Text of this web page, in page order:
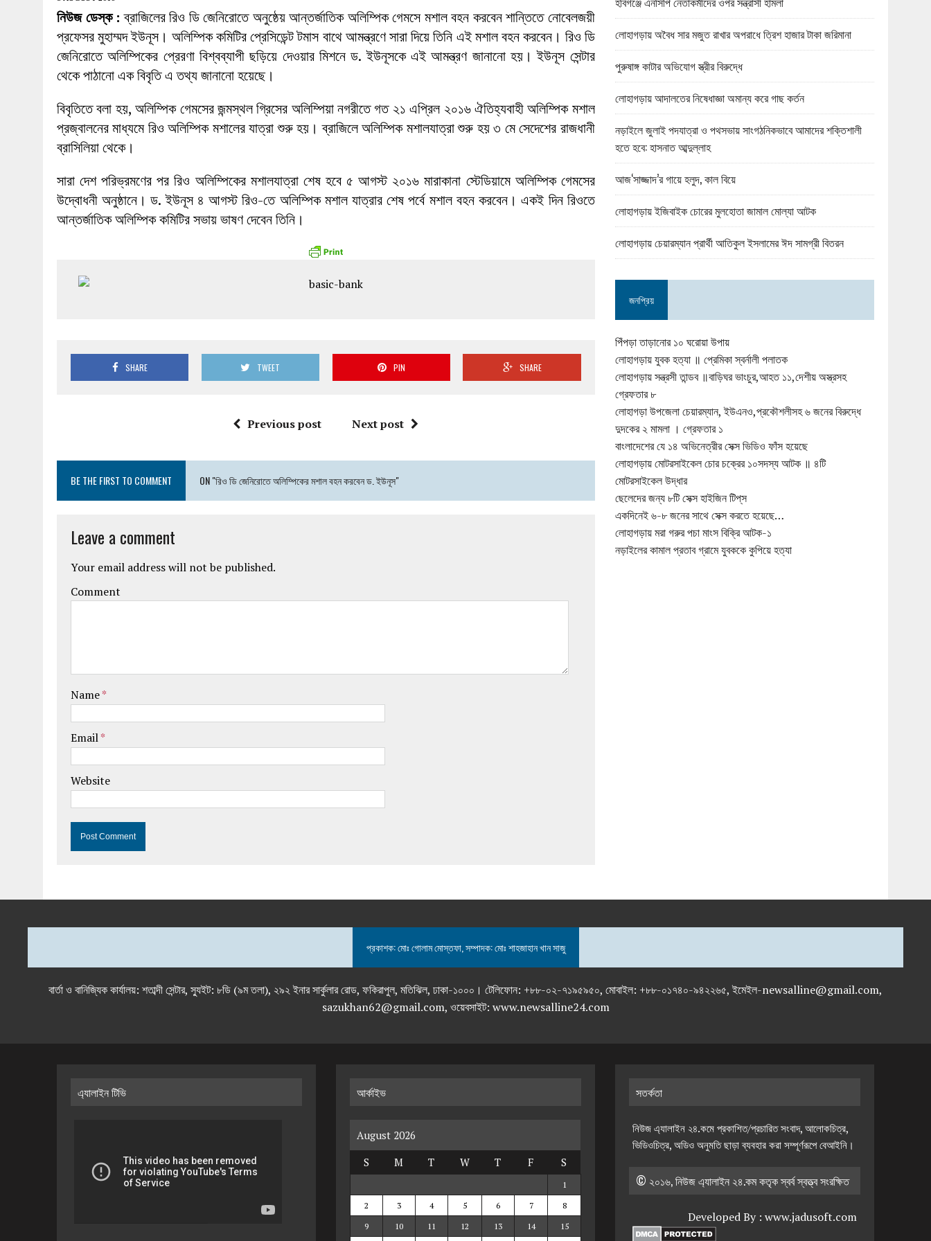
27 MAY 2026 | লোহাগড়ায় চেয়ারম্যান প্রার্থী আতিকুল ইসলামের ঈদ সামগ্রী বিতরন
1 AUGUST 2026 | লোহাগড়ায় জাল দলিলে নামজারি ॥ এসিল্যান্ড অফিসে ভয়াবহ দুর্নীতি
নিউজ ডেস্ক : ব্রাজিলের রিও ডি জেনিরোতে অনুষ্ঠেয় আন্তর্জাতিক অলিম্পিক গেমসে মশাল বহন করবেন শান্তিতে নোবেলজয়ী
প্রফেসর মুহাম্মদ ইউনূস। অলিম্পিক কমিটির প্রেসিডেন্ট টমাস বাথে আমন্ত্রণে সারা দিয়ে তিনি এই মশাল বহন করবেন। রিও ডি
জেনিরোতে অলিম্পিকের প্রেরণা বিশ্বব্যাপী ছড়িয়ে দেওয়ার মিশনে ড. ইউনূসকে এই আমন্ত্রণ জানানো হয়। ইউনূস সেন্টার
থেকে পাঠানো এক বিবৃতি এ তথ্য জানানো হয়েছে।
বিবৃতিতে বলা হয়, অলিম্পিক গেমসের জন্মস্থল গ্রিসের অলিম্পিয়া নগরীতে গত ২১ এপ্রিল ২০১৬ ঐতিহ্যবাহী অলিম্পিক মশাল
প্রজ্বালনের মাধ্যমে রিও অলিম্পিক মশালের যাত্রা শুরু হয়। ব্রাজিলে অলিম্পিক মশালযাত্রা শুরু হয় ৩ মে সেদেশের রাজধানী
ব্রাসিলিয়া থেকে।
সারা দেশ পরিভ্রমণের পর রিও অলিম্পিকের মশালযাত্রা শেষ হবে ৫ আগস্ট ২০১৬ মারাকানা স্টেডিয়ামে অলিম্পিক গেমসের
উদ্বোধনী অনুষ্ঠানে। ড. ইউনূস ৪ আগস্ট রিও-তে অলিম্পিক মশাল যাত্রার শেষ পর্বে মশাল বহন করবেন। একই দিন রিওতে
আন্তর্জাতিক অলিম্পিক কমিটির সভায় ভাষণ দেবেন তিনি।
SHARE TWEET PIN SHARE
Previous post Next post
BE THE FIRST TO COMMENT ON "রিও ডি জেনিরোতে অলিম্পিকের মশাল বহন করবেন ড. ইউনূস"
Leave a comment
Your email address will not be published.
Comment
Name*
Email*
Website
লোহাগড়ায় অবৈধ সার মজুত রাখার অপরাধে ত্রিশ হাজার টাকা জরিমানা
পুরুষাঙ্গ কাটার অভিযোগ স্ত্রীর বিরুদ্ধে
লোহাগড়ায় আদালতের নিষেধাজ্ঞা অমান্য করে গাছ কর্তন
নড়াইলে জুলাই পদযাত্রা ও পথসভায় সাংগঠনিকভাবে আমাদের শক্তিশালী
হতে হবে: হাসনাত আব্দুল্লাহ
আজ‘সাজ্জাদ’র গায়ে হলুদ, কাল বিয়ে
লোহাগড়ায় ইজিবাইক চোরের মুলহোতা জামাল মোল্যা আটক
লোহাগড়ায় চেয়ারম্যান প্রার্থী আতিকুল ইসলামের ঈদ সামগ্রী বিতরন
জনপ্রিয়
পিঁপড়া তাড়ানোর ১০ ঘরোয়া উপায়
লোহাগড়ায় যুবক হত্যা ॥ প্রেমিকা স্বর্নালী পলাতক
লোহাগড়ায় সন্ত্রসী তান্ডব ॥বাড়িঘর ভাংচুর,আহত ১১,দেশীয় অস্ত্রসহ
গ্রেফতার ৮
লোহাগড়া উপজেলা চেয়ারম্যান, ইউএনও,প্রকৌশলীসহ ৬ জনের বিরুদ্ধে
দুদকের ২ মামলা । গ্রেফতার ১
বাংলাদেশের যে ১৪ অভিনেত্রীর সেক্স ভিডিও ফাঁস হয়েছে
লোহাগড়ায় মোটরসাইকেল চোর চক্রের ১০সদস্য আটক ॥ ৪টি
মোটরসাইকেল উদ্ধার
ছেলেদের জন্য ৮টি সেক্স হাইজিন টিপ্‌স
একদিনেই ৬-৮ জনের সাথে সেক্স করতে হয়েছে…
লোহাগড়ায় মরা গরুর পচা মাংস বিক্রি আটক-১
নড়াইলের কামাল প্রতাব গ্রামে যুবককে কুপিয়ে হত্যা
প্রকাশক: মোঃ গোলাম মোস্তফা, সম্পাদক: মোঃ শাহজাহান খান সাজু
বার্তা ও বানিজ্যিক কার্যালয়: শতাব্দী সেন্টার, স্যুইট: ৮ডি (৯ম তলা), ২৯২ ইনার সার্কুলার রোড, ফকিরাপুল, মতিঝিল, ঢাকা-১০০০। টেলিফোন: +৮৮-০২-৭১৯৫৯৫০, মোবাইল: +৮৮-০১৭৪০-৯৪২২৬৫, ইমেইল-newsalline@gmail.com,
sazukhan62@gmail.com, ওয়েবসাইট: www.newsalline24.com
এ্যালাইন টিভি আর্কাইভ
August 2026
S
M T W T F S
1
2
3 4 5 6 7
8
9
10 11 12 13 14 15
সতর্কতা
নিউজ এ্যালাইন ২৪.কমে প্রকাশিত/প্রচারিত সংবাদ, আলোকচিত্র,
ভিডিওচিত্র, অডিও অনুমতি ছাড়া ব্যবহার করা সম্পূর্ণরূপে বেআইনি।
© ২০১৬, নিউজ এ্যালাইন ২৪.কম কতৃক স্বর্ব স্বত্ত্ব সংরক্ষিত
Developed By : www.jadusoft.com